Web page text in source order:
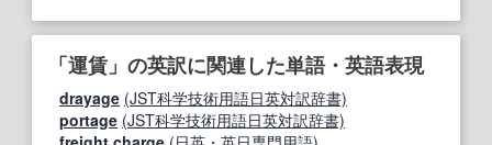
「運賃」の英訳に関連した単語・英語表現
drayage (JST科学技術用語日英対訳辞書)
portage (JST科学技術用語日英対訳辞書)